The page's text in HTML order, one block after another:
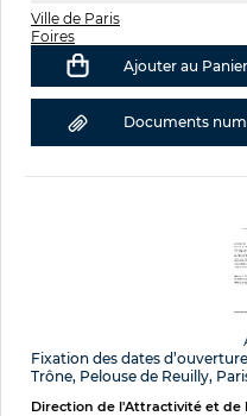
Ville de Paris
Foires
Ajouter au Panier
Documents
Fixation des dates
Trône, Pelouse de Reuilly,
Direction de l'Attractivité et de